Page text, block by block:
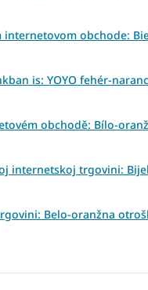
obchode:
is: YOYO fehér-
obchodě: Bílo-
internetskoj trgovini:
Belo-oranžna